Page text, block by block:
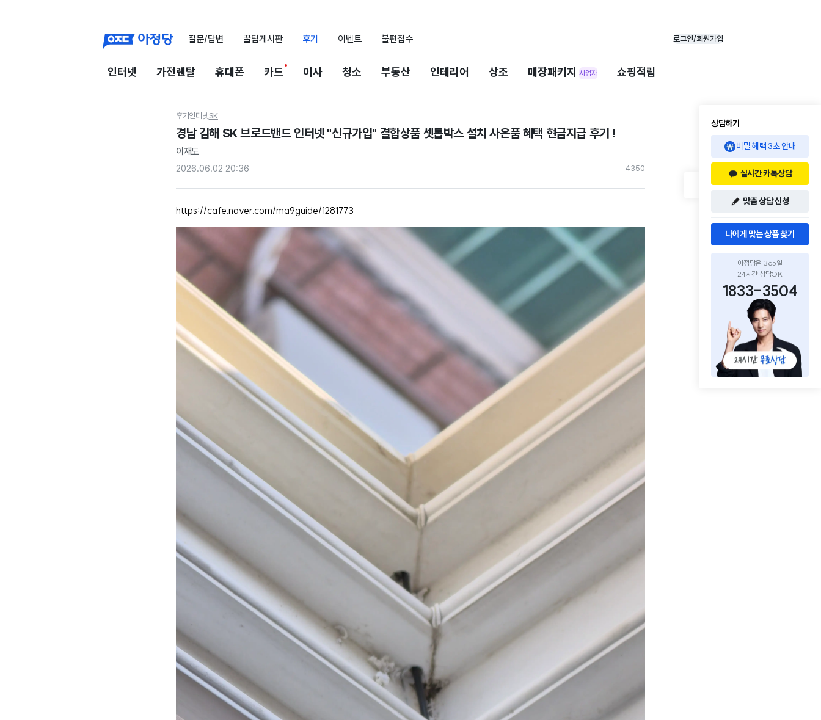
질문/답변 꿀팁게시판 후기 이벤트 불편접수 로그인/회원가입
인터넷 가전렌탈 휴대폰 카드 이사 청소 부동산 인테리어 상조 매장패키지 사업자 쇼핑적립
후기 인터넷SK
경남 김해 SK 브로드밴드 인터넷 "신규가입" 결합상품 셋톱박스 설치 사은품 혜택 현금지급 후기 !
이재도
2026.06.02 20:36
4350
https://cafe.naver.com/ma9guide/1281773
상담하기
비밀 혜택 3초 안내
실시간 카톡상담
맞춤 상담 신청
나에게 맞는 상품 찾기
아정당은 365일
24시간 상담OK
1833-3504